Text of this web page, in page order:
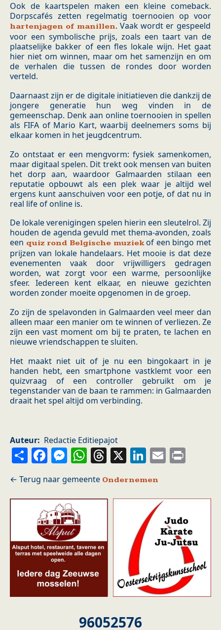
Ook de kaartspelen maken een kleine comeback.
Dorpscafés zetten regelmatig toernooien op voor
hartenjagen of manillen. Vaak wordt er gespeeld
voor een symbolische prijs, zoals een taart van de
plaatselijke bakker of een fles lokale wijn. Het gaat
hier niet om winnen, maar om het samenzijn en om
de verhalen die tussen de rondes door worden
verteld.
Daarnaast zijn er de digitale initiatieven die dankzij de
jongere generatie hun weg vinden in de
gemeenschap. Denk aan online toernooien in spellen
als FIFA of Mario Kart, waarbij deelnemers soms bij
elkaar komen in het jeugdcentrum.
Zo ontstaat er een mengvorm: fysiek samenkomen,
maar digitaal spelen. Dit trekt ook mensen van buiten
het dorp aan, waardoor Galmaarden stilaan een
reputatie opbouwt als een plek waar je altijd wel
ergens kunt aanschuiven voor een potje, of dat nu in
real life of online is.
De lokale verenigingen spelen hierin een sleutelrol. Zij
houden de agenda gevuld met thema-avonden, zoals
een quiz rond Belgische muziekof een bingo met
prijzen van lokale handelaars. Het mooie is dat deze
evenementen vaak door vrijwilligers gedragen
worden, wat zorgt voor een warme, persoonlijke
sfeer. Iedereen kent elkaar, en nieuwe gezichten
worden zonder moeite opgenomen in de groep.
Zo zijn de spelavonden in Galmaarden veel meer dan
alleen maar een manier om te winnen of verliezen. Ze
zijn een vast moment om bij te praten, te lachen en
nieuwe vriendschappen te sluiten.
Het maakt niet uit of je nu een bingokaart in je
handen hebt, een smartphone vastklemt voor een
quizvraag of een controller gebruikt om je
tegenstander van de baan te rammen: in Galmaarden
draait het spel altijd om verbinding.
Auteur Redactie Editiepajot
ShareFacebook
Messenger
WhatsApp
Threads
X LinkedIn
Email
Ondernemen
96052576